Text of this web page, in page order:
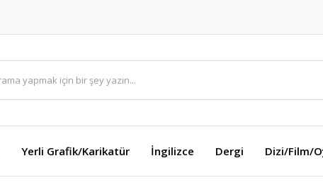
Yerli Grafik/Karikatür İngilizce Dergi Dizi/Film/